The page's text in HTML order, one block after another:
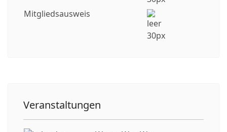
Mitgliedsausweis
Veranstaltungen